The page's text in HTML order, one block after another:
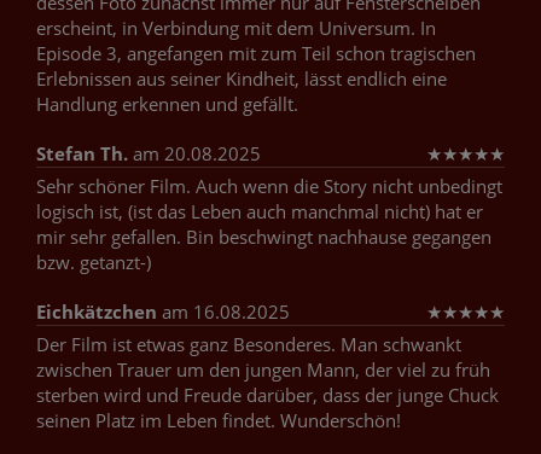
erscheint, in Verbindung mit dem Universum. In
Episode 3, angefangen mit zum Teil schon tragischen
Erlebnissen aus seiner Kindheit, lässt endlich eine
Handlung erkennen und gefällt.
Stefan Th. am 20.08.2025 ★★★★★
Sehr schöner Film. Auch wenn die Story nicht unbedingt
logisch ist, (ist das Leben auch manchmal nicht) hat er
mir sehr gefallen. Bin beschwingt nachhause gegangen
bzw. getanzt-)
Eichkätzchen am 16.08.2025 ★★★★★
Der Film ist etwas ganz Besonderes. Man schwankt
zwischen Trauer um den jungen Mann, der viel zu früh
sterben wird und Freude darüber, dass der junge Chuck
seinen Platz im Leben findet. Wunderschön!